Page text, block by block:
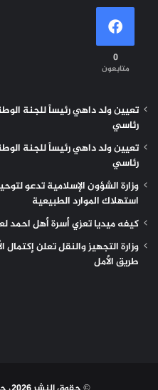
0
متابعون
تعيين ولد داهي رئيساً للجنة
رئاسي
تعيين ولد داهي رئيساً للجنة
رئاسي
وزارة الشؤون الإسلامية تدعو
استهلاك الموارد الطبيعية
كيفه ميديا تعزي أسرة أهل احمد
وزارة التجهيز والنقل تعلن
طريق الأمل